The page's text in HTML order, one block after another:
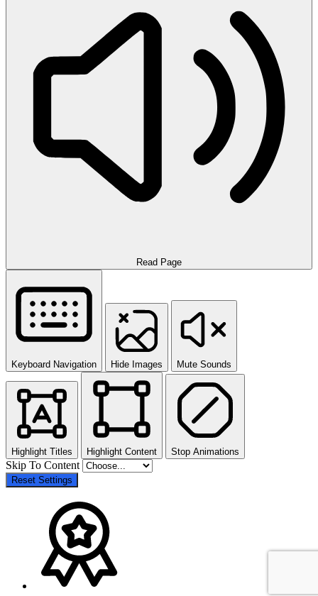
Read Page
Keyboard Navigation Hide Images Mute Sounds
Highlight Titles Highlight Content Stop Animations
Skip To Content
Reset Settings